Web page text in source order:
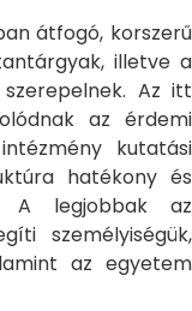
átfogó, korszerű
illetve a
Az itt
az érdemi
kutatási
hatékony és
A legjobbak az
személyiségük,
az egyetem